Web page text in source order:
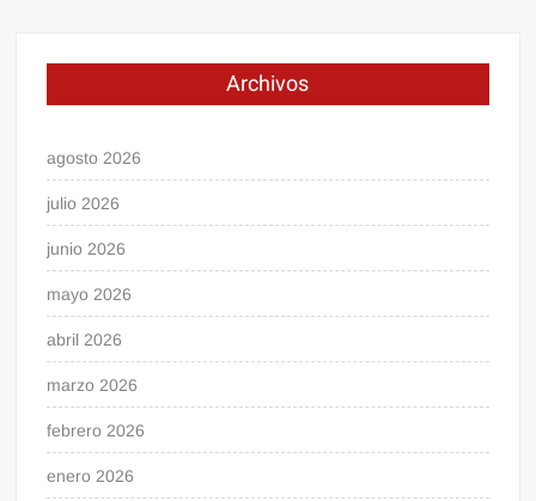
Archivos
agosto 2026
julio 2026
junio 2026
mayo 2026
abril 2026
marzo 2026
febrero 2026
enero 2026